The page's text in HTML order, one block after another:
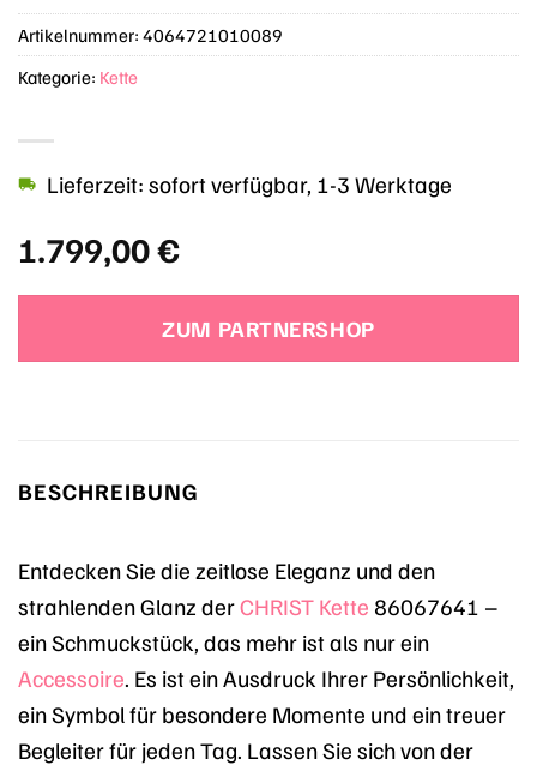
1.799,00€
Lieferzeit: sofort verfügbar, 1-3 Werktage
ZUM PARTNERSHOP
Artikelnummer: 4064721010089
Kategorie: Kette
BESCHREIBUNG
Entdecken Sie die zeitlose Eleganz und den
strahlenden Glanz derCHRIST Kette 86067641 –
ein Schmuckstück, das mehr ist als nur ein
Accessoire . Es ist ein Ausdruck Ihrer Persönlichkeit,
ein Symbol für besondere Momente und ein treuer
Begleiter für jeden Tag. Lassen Sie sich von der